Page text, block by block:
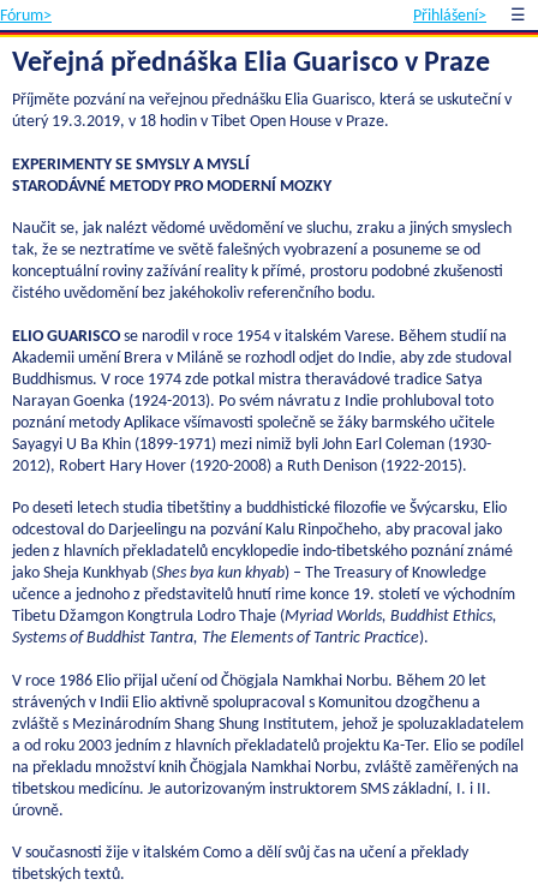
Fórum> Přihlášení> ☰
Veřejná přednáška Elia Guarisco v Praze
Příjměte pozvání na veřejnou přednášku Elia Guarisco, která se uskuteční v
úterý 19.3.2019, v 18 hodin v Tibet Open House v Praze.
EXPERIMENTY SE SMYSLY A MYSLÍ
STARODÁVNÉ METODY PRO MODERNÍ MOZKY
Naučit se, jak nalézt vědomé uvědomění ve sluchu, zraku a jiných smyslech
tak, že se neztratíme ve světě falešných vyobrazení a posuneme se od
konceptuální roviny zažívání reality k přímé, prostoru podobné zkušenosti
čistého uvědomění bez jakéhokoliv referenčního bodu.
ELIO GUARISCOse narodil v roce 1954 v italském Varese. Během studií na
Akademii umění Brera v Miláně se rozhodl odjet do Indie, aby zde studoval
Buddhismus. V roce 1974 zde potkal mistra theravádové tradice Satya
Narayan Goenka (1924-2013). Po svém návratu z Indie prohluboval toto
poznání metody Aplikace všímavosti společně se žáky barmského učitele
Sayagyi U Ba Khin (1899-1971) mezi nimiž byli John Earl Coleman (1930-
2012), Robert Hary Hover (1920-2008) a Ruth Denison (1922-2015).
Po deseti letech studia tibetštiny a buddhistické filozofie ve Švýcarsku, Elio
odcestoval do Darjeelingu na pozvání Kalu Rinpočheho, aby pracoval jako
jeden z hlavních překladatelů encyklopedie indo-tibetského poznání známé
jako Sheja Kunkhyab (Shes bya kun khyab) – The Treasury of Knowledge
učence a jednoho z představitelů hnutí rime konce 19. století ve východním
Tibetu Džamgon Kongtrula Lodro Thaje (Myriad Worlds, Buddhist Ethics,
Systems of Buddhist Tantra, The Elements of Tantric Practice).
V roce 1986 Elio přijal učení od Čhögjala Namkhai Norbu. Během 20 let
strávených v Indii Elio aktivně spolupracoval s Komunitou dzogčhenu a
zvláště s Mezinárodním Shang Shung Institutem, jehož je spoluzakladatelem
a od roku 2003 jedním z hlavních překladatelů projektu Ka-Ter. Elio se podílel
na překladu množství knih Čhögjala Namkhai Norbu, zvláště zaměřených na
tibetskou medicínu. Je autorizovaným instruktorem SMS základní, I. i II.
úrovně.
V současnosti žije v italském Como a dělí svůj čas na učení a překlady
tibetských textů.